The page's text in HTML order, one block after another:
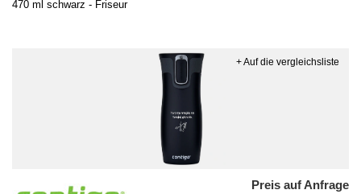
470 ml schwarz - Friseur
Preis auf Anfrage
+ Auf die vergleichsliste